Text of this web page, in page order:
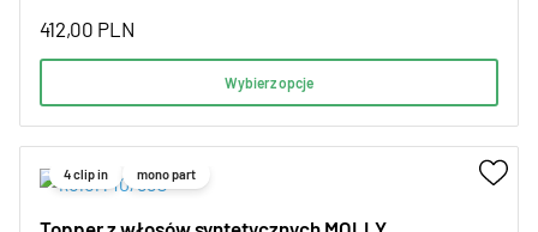
412,00 PLN
Wybierz opcje
4 clip in mono part